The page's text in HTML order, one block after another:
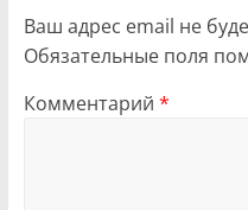
Ваш адрес email не
Обязательные поля
Комментарий *